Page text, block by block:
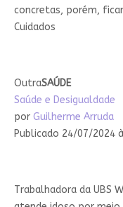
concretas, porém,
Cuidados
OutraSAÚDE
Saúde e Desigualdade
por Guilherme Arruda
Publicado 24/07/2024
Trabalhadora da UBS